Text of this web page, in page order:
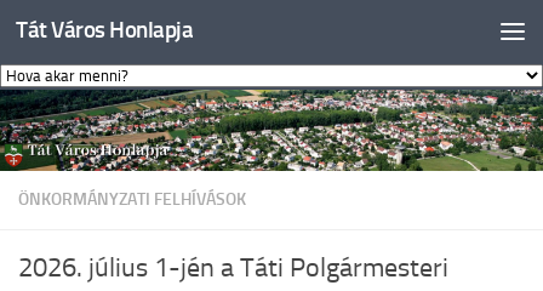
Skip to content
Tát Város Honlapja
ÖNKORMÁNYZATI FELHÍVÁSOK
2026. július 1-jén a Táti Polgármesteri